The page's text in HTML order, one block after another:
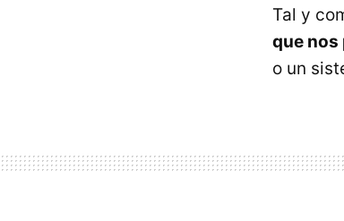
Tal y
que nos
o un